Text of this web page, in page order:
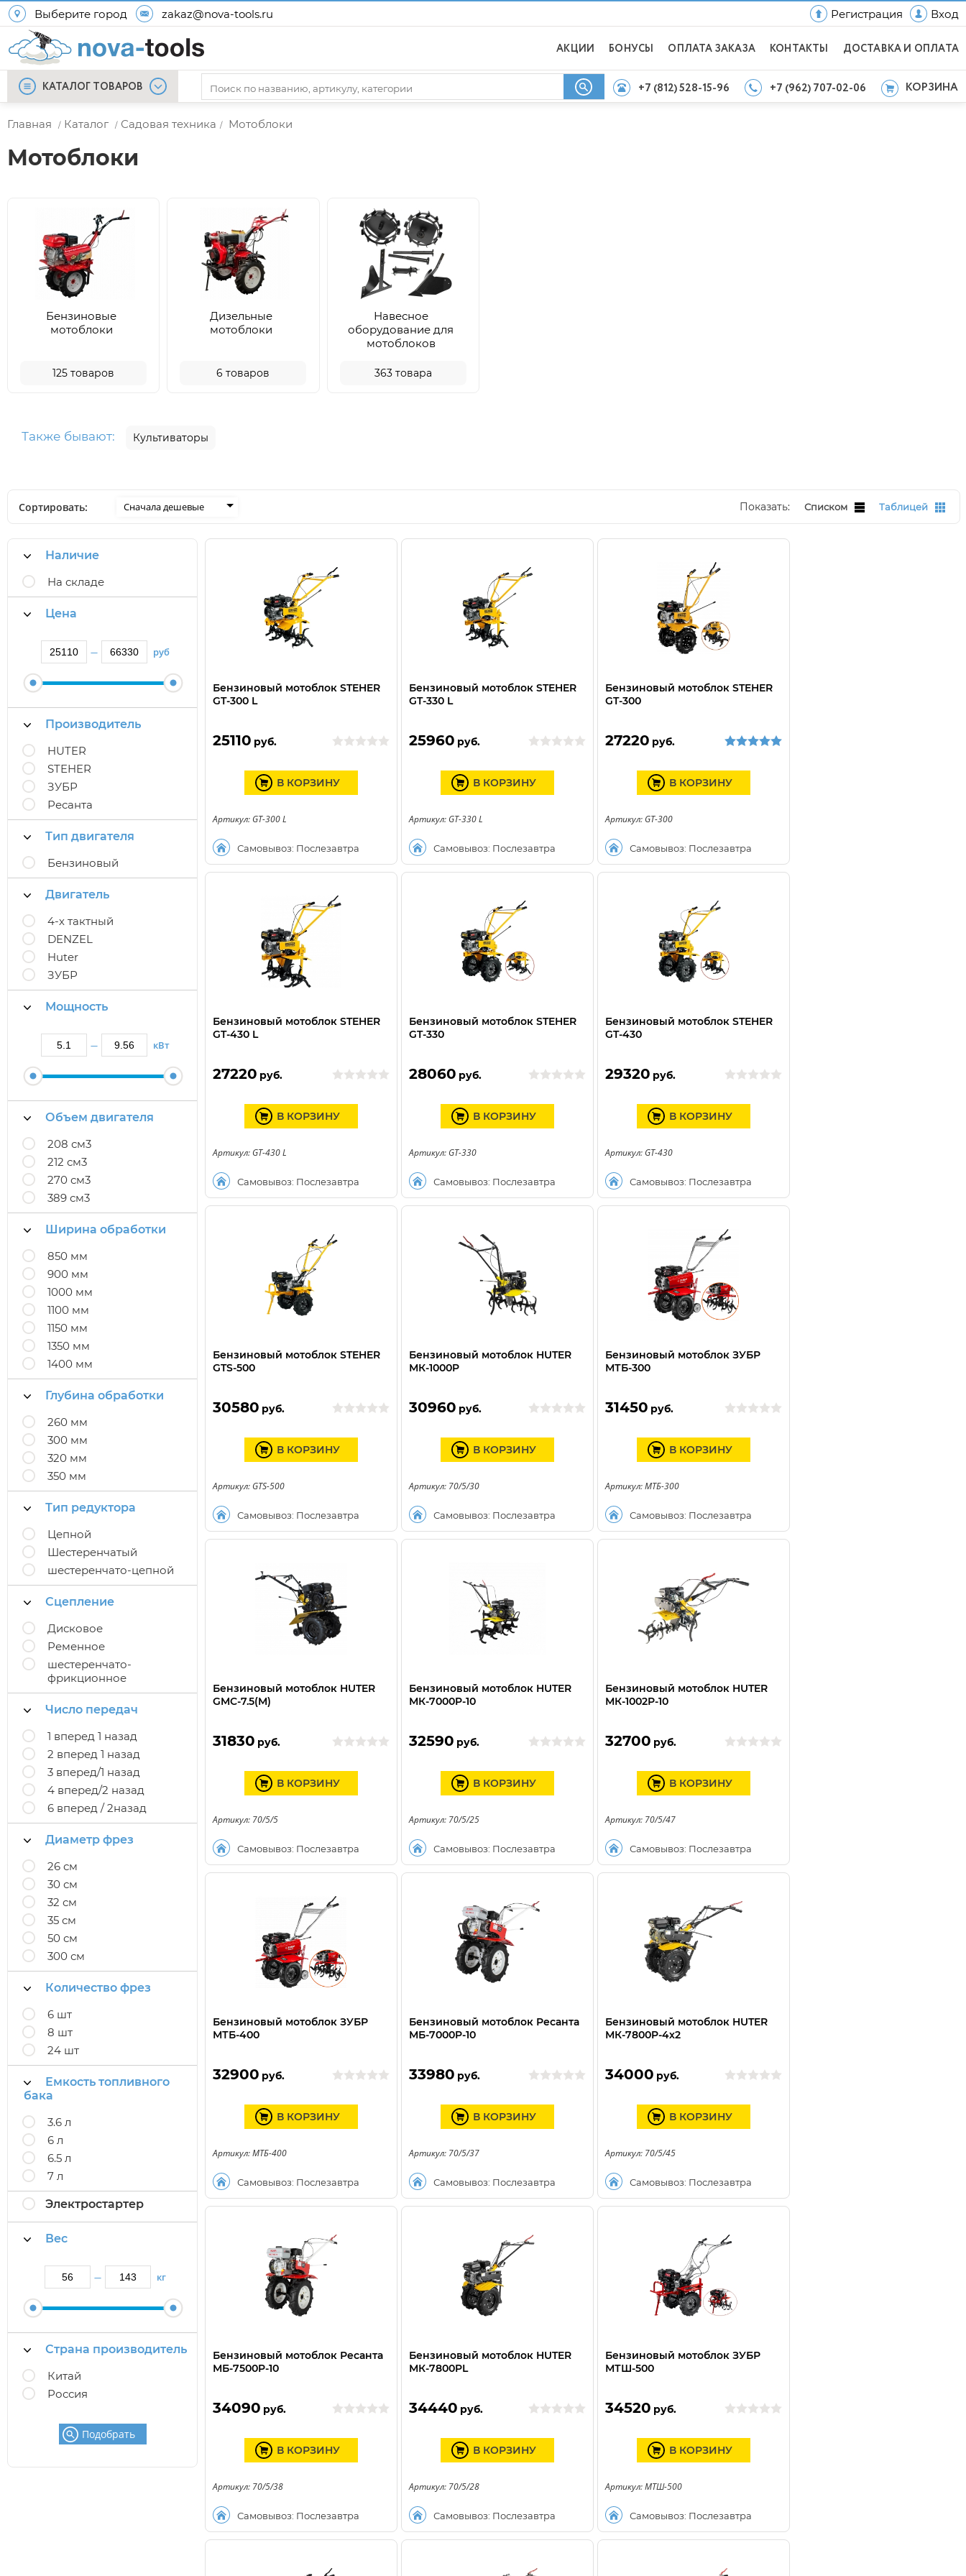
Выберите город zakaz@nova-tools.ru Регистрация Вход
АКЦИИ БОНУСЫ ОПЛАТА ЗАКАЗА КОНТАКТЫ ДОСТАВКА И ОПЛАТА
КАТАЛОГ ТОВАРОВ +7 (812) 528-15-96 +7 (962) 707-02-06 КОРЗИНА
Главная / Каталог / Садовая техника / Мотоблоки
Мотоблоки
Бензиновые
мотоблоки
125товаров
Дизельные
мотоблоки
6товаров
Навесное
оборудование для
мотоблоков
363 товара
Также бывают: Культиваторы
Сортировать: Сначала дешевые Показать: Списком Таблицей
Наличие
На складе
Цена
— руб
Производитель
HUTER
STEHER
ЗУБР
Ресанта
Тип двигателя
Бензиновый
Двигатель
4-х тактный
DENZEL
Huter
ЗУБР
Мощность
— кВт
Объем двигателя
208 см3
212 см3
270 см3
389 см3
Ширина обработки
850 мм
900 мм
1000 мм
1100 мм
1150 мм
1350 мм
1400 мм
Глубина обработки
260 мм
300 мм
320 мм
350 мм
Тип редуктора
Цепной
Шестеренчатый
шестеренчато-цепной
Сцепление
Дисковое
Ременное
шестеренчато-
фрикционное
Число передач
1 вперед 1 назад
2 вперед 1 назад
3 вперед/1 назад
4 вперед/2 назад
6 вперед / 2назад
Диаметр фрез
26 см
30 см
32 см
35 см
50 см
300 см
Количество фрез
6 шт
8 шт
24 шт
Емкость топливного
бака
3.6 л
6 л
6.5 л
7 л
Электростартер
Вес
— кг
Страна производитель
Китай
Россия
Подобрать
Бензиновый мотоблок STEHER
GT-300 L
25110 руб.
Самовывоз: Послезавтра
В КОРЗИНУ
Артикул: GT-300 L
Бензиновый мотоблок STEHER
GT-330 L
25960 руб.
Самовывоз: Послезавтра
В КОРЗИНУ
Артикул: GT-330 L
Бензиновый мотоблок STEHER
GT-300
27220 руб.
Самовывоз: Послезавтра
В КОРЗИНУ
Артикул: GT-300
Бензиновый мотоблок STEHER
GT-430 L
27220 руб.
Самовывоз: Послезавтра
В КОРЗИНУ
Артикул: GT-430 L
Бензиновый мотоблок STEHER
GT-330
28060 руб.
Самовывоз: Послезавтра
В КОРЗИНУ
Артикул: GT-330
Бензиновый мотоблок STEHER
GT-430
29320 руб.
Самовывоз: Послезавтра
В КОРЗИНУ
Артикул: GT-430
Бензиновый мотоблок STEHER
GTS-500
30580 руб.
Самовывоз: Послезавтра
В КОРЗИНУ
Артикул: GTS-500
Бензиновый мотоблок HUTER
МК-1000P
30960 руб.
Самовывоз: Послезавтра
В КОРЗИНУ
Артикул: 70/5/30
Бензиновый мотоблок ЗУБР
МТБ-300
31450 руб.
Самовывоз: Послезавтра
В КОРЗИНУ
Артикул: МТБ-300
Бензиновый мотоблок HUTER
GMC-7.5(M)
31830 руб.
Самовывоз: Послезавтра
В КОРЗИНУ
Артикул: 70/5/5
Бензиновый мотоблок HUTER
МК-7000P-10
32590 руб.
Самовывоз: Послезавтра
В КОРЗИНУ
Артикул: 70/5/25
Бензиновый мотоблок HUTER
МК-1002Р-10
32700 руб.
Самовывоз: Послезавтра
В КОРЗИНУ
Артикул: 70/5/47
Бензиновый мотоблок ЗУБР
МТБ-400
32900 руб.
Самовывоз: Послезавтра
В КОРЗИНУ
Артикул: МТБ-400
Бензиновый мотоблок Ресанта
МБ-7000P-10
33980 руб.
Самовывоз: Послезавтра
В КОРЗИНУ
Артикул: 70/5/37
Бензиновый мотоблок HUTER
МК-7800P-4х2
34000 руб.
Самовывоз: Послезавтра
В КОРЗИНУ
Артикул: 70/5/45
Бензиновый мотоблок Ресанта
МБ-7500P-10
34090 руб.
Самовывоз: Послезавтра
В КОРЗИНУ
Артикул: 70/5/38
Бензиновый мотоблок HUTER
МК-7800PL
34440 руб.
Самовывоз: Послезавтра
В КОРЗИНУ
Артикул: 70/5/28
Бензиновый мотоблок ЗУБР
МТШ-500
34520 руб.
Самовывоз: Послезавтра
В КОРЗИНУ
Артикул: МТШ-500